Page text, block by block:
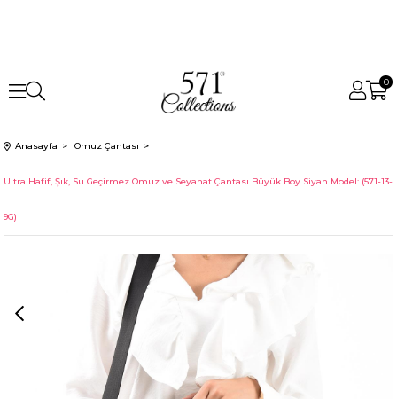
0
Anasayfa Omuz Çantası
Ultra Hafif, Şık, Su Geçirmez Omuz ve Seyahat Çantası Büyük Boy Siyah Model: (571-13-
9G)